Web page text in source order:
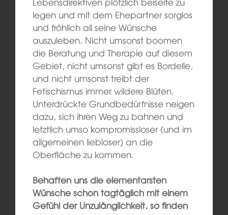
legen und mit dem Ehepartner sorglos
und fröhlich all seine Wünsche
auszuleben. Nicht umsonst boomen
die Beratung und Therapie auf diesem
Gebiet, nicht umsonst gibt es Bordelle,
und nicht umsonst treibt der
Fetischismus immer wildere Blüten.
Unterdrückte Grundbedürfnisse neigen
dazu, sich ihren Weg zu bahnen und
letztlich umso kompromissloser (und im
allgemeinen liebloser) an die
Oberfläche zu kommen.
Behaften uns die elementarsten
Wünsche schon tagtäglich mit einem
Gefühl der Unzulänglichkeit, so finden